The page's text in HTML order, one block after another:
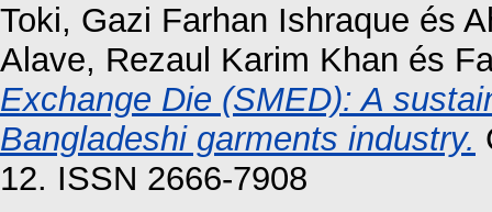
Toki, Gazi Farhan Ishraque és
Alave, Rezaul Karim Khan és
Exchange Die (SMED): A
Bangladeshi garments industry.
12. ISSN 2666-7908